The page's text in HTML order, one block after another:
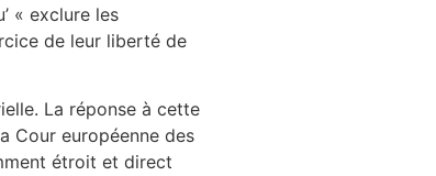
« exclure les
de leur liberté de
La réponse à cette
Cour européenne des
étroit et direct